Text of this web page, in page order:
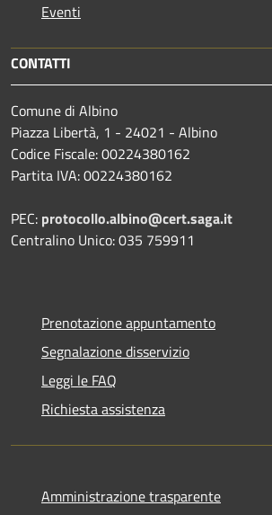
Eventi
CONTATTI
Comune di Albino
Piazza Libertà, 1 - 24021 - Albino
Codice Fiscale: 00224380162
Partita IVA: 00224380162
PEC: protocollo.albino@cert.saga.it
Centralino Unico: 035 759911
Prenotazione appuntamento
Segnalazione disservizio
Leggi le FAQ
Richiesta assistenza
Amministrazione trasparente